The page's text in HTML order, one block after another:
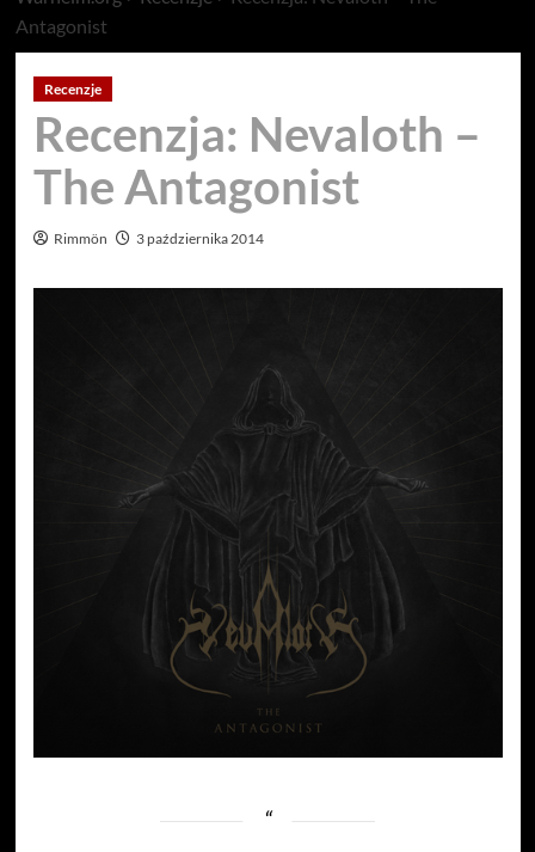
Antagonist
Recenzje
Recenzja: Nevaloth –
The Antagonist
Rimmön 3 października 2014